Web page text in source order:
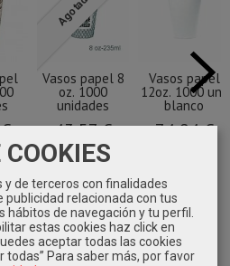
Agotado
Vasos papel 8
oz. 1000
unidades
43,57 €
Vasos papel
12oz. 1000 uni.
blanco
74,94 €
de terceros con finalidades
relacionada con tus
hábitos de navegación y tu perfil.
estas cookies haz click en
aceptar todas las cookies
todas” Para saber más, por favor